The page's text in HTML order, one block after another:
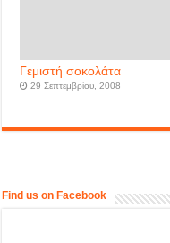
Γεμιστή σοκολάτα
29 Σεπτεμβρίου, 2008
Find us on Facebook